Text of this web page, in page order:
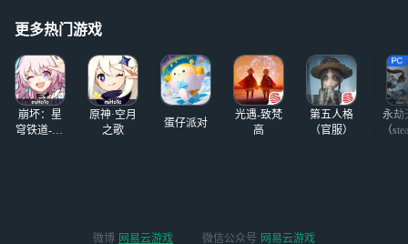
有期，重逢将至。
前瞻特别节目已圆
满收官，除了带来
公测版本内容首
曝、公测福利活
动、下半年重点IP
更多热门游戏
崩坏：星
穹铁道-4.4
原神·空月
之歌
蛋仔派对
光遇-致梵
高
第五人格
（官服）
永劫
（
微博 网易云游戏 微信公众号 网易云游戏